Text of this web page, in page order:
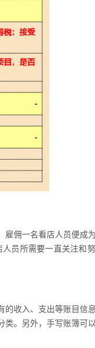
雇佣一名看店人员便成
员所需要一直关注和
的收入、支出等账目信
类。另外，手写账簿可